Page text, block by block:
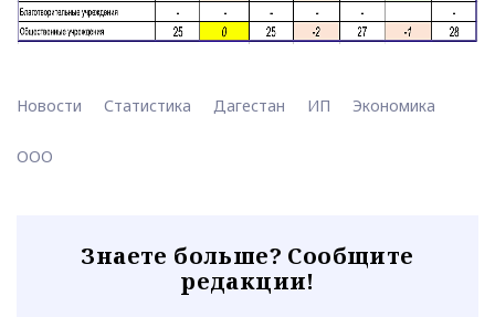
Новости Статистика Дагестан ИП Экономика
ООО
Знаете больше? Сообщите
редакции!